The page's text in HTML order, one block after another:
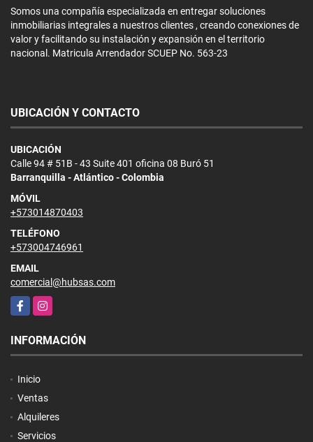
Somos una compañía especializada en entregar soluciones
inmobiliarias integrales a nuestros clientes , creando conexiones de
valor y facilitando su instalación y expansión en el territorio
nacional. Matricula Arrendador SCUEP No. 563-23
UBICACIÓN Y CONTACTO
UBICACIÓN
Calle 94 # 51B - 43 Suite 401 oficina 08 Buró 51
Barranquilla - Atlántico - Colombia
MÓVIL
+573014870403
TELÉFONO
+573004746961
EMAIL
comercial@hubsas.com
FacebookInstagram
INFORMACIÓN
Inicio
Ventas
Alquileres
Servicios